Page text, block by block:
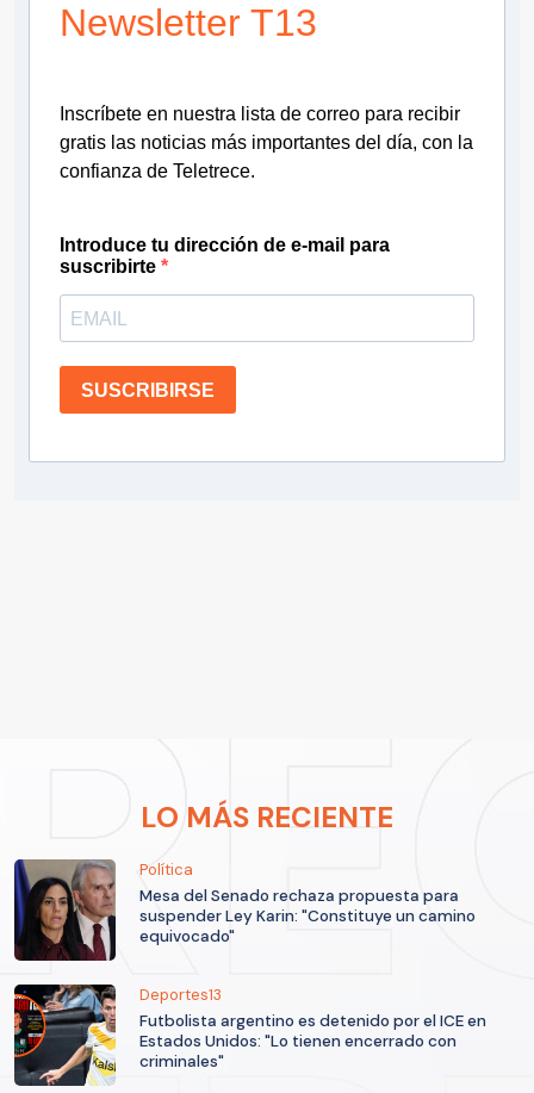
Newsletter T13
Inscríbete en nuestra lista de correo para recibir
gratis las noticias más importantes del día, con la
confianza de Teletrece.
Introduce tu dirección de e-mail para
suscribirte
SUSCRIBIRSE
LO MÁS RECIENTE
Política
Mesa del Senado rechaza propuesta para
suspender Ley Karin: "Constituye un camino
equivocado"
Deportes13
Futbolista argentino es detenido por el ICE en
Estados Unidos: "Lo tienen encerrado con
criminales"